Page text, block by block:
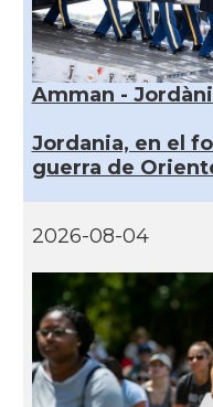
Amman -
Jordania, en el
guerra de
2026-08-04